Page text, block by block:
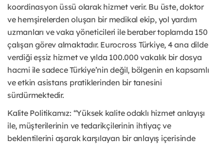
koordinasyon üssü olarak hizmet verir. Bu üste, doktor
ve hemşirelerden oluşan bir medikal ekip, yol yardım
uzmanları ve vaka yöneticileri ile beraber toplamda 150
çalışan görev almaktadır. Eurocross Türkiye, 4 ana dilde
verdiği eşsiz hizmet ve yılda 100.000 vakalık bir dosya
hacmi ile sadece Türkiye’nin değil, bölgenin en kapsamlı
ve etkin asistans pratiklerinden bir tanesini
sürdürmektedir.
Kalite Politikamız: “Yüksek kalite odaklı hizmet anlayışı
ile, müşterilerinin ve tedarikçilerinin ihtiyaç ve
beklentilerini aşarak karşılayan bir anlayış içerisinde